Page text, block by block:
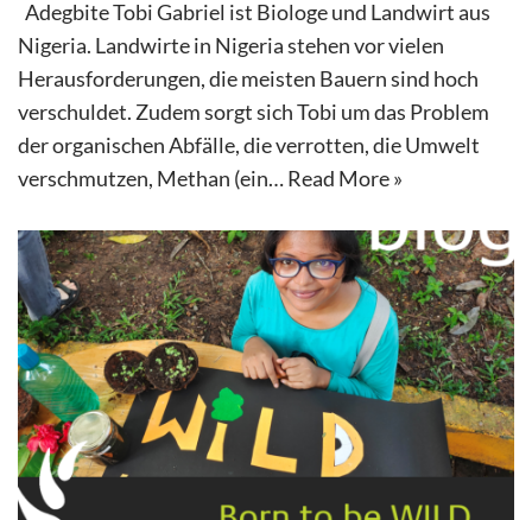
Adegbite Tobi Gabriel ist Biologe und Landwirt aus
Nigeria. Landwirte in Nigeria stehen vor vielen
Herausforderungen, die meisten Bauern sind hoch
verschuldet. Zudem sorgt sich Tobi um das Problem
der organischen Abfälle, die verrotten, die Umwelt
verschmutzen, Methan (ein…Read More »